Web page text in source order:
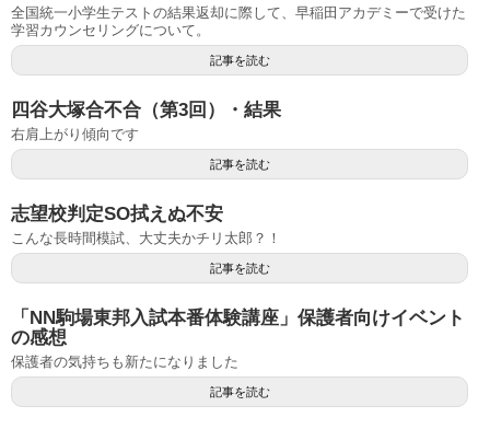
全国統一小学生テストの結果返却に際して、早稲田アカデミーで受けた
学習カウンセリングについて。
記事を読む
四谷大塚合不合（第3回）・結果
右肩上がり傾向です
記事を読む
志望校判定SO拭えぬ不安
こんな長時間模試、大丈夫かチリ太郎？！
記事を読む
「NN駒場東邦入試本番体験講座」保護者向けイベント
の感想
保護者の気持ちも新たになりました
記事を読む